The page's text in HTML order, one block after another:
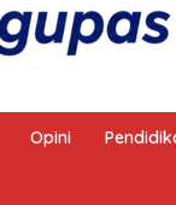
Opini